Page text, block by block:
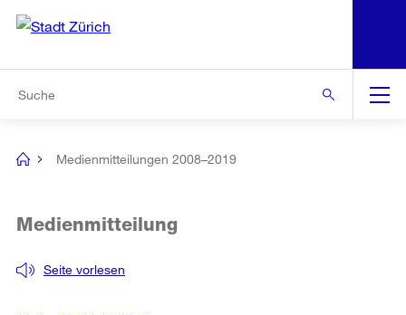
Navigation
[no
Medienmitteilungen 2008–2019
Seite vorlesen
Medienmitteilung